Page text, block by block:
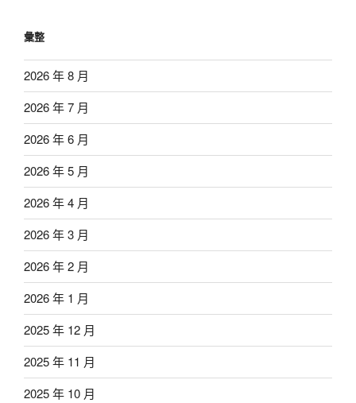
彙整
2026 年 8 月
2026 年 7 月
2026 年 6 月
2026 年 5 月
2026 年 4 月
2026 年 3 月
2026 年 2 月
2026 年 1 月
2025 年 12 月
2025 年 11 月
2025 年 10 月